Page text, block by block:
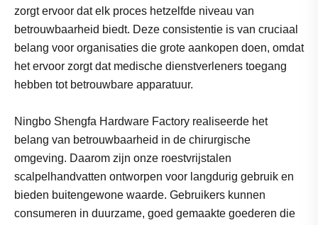
zorgt ervoor dat elk proces hetzelfde niveau van
betrouwbaarheid biedt. Deze consistentie is van cruciaal
belang voor organisaties die grote aankopen doen, omdat
het ervoor zorgt dat medische dienstverleners toegang
hebben tot betrouwbare apparatuur.
Ningbo Shengfa Hardware Factory realiseerde het
belang van betrouwbaarheid in de chirurgische
omgeving. Daarom zijn onze roestvrijstalen
scalpelhandvatten ontworpen voor langdurig gebruik en
bieden buitengewone waarde. Gebruikers kunnen
consumeren in duurzame, goed gemaakte goederen die